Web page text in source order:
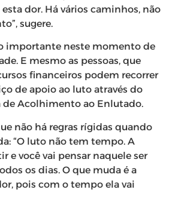
dor. Há vários caminhos, não
sugere.
importante neste momento de
E mesmo as pessoas, que
financeiros podem recorrer
de apoio ao luto através do
de Acolhimento ao Enlutado.
não há regras rígidas quando
“O luto não tem tempo. A
e você vai pensar naquele ser
os dias. O que muda é a
pois com o tempo ela vai